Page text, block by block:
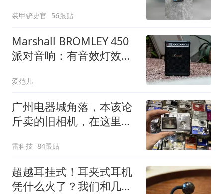
装甲铲史官 56跟贴
Marshall BROMLEY 450
派对音响：有音效灯效和
都能一包带走
爱范儿
广州电器城角落，本该论
斤卖的旧相机，在这里打
雷科技 84跟贴
超越耳挂式！耳夹式耳机
凭什么火了？我们和几个